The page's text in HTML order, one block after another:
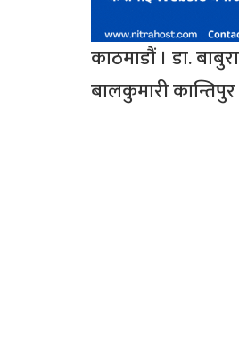
काठमाडौं । डा.
बालकुमारी